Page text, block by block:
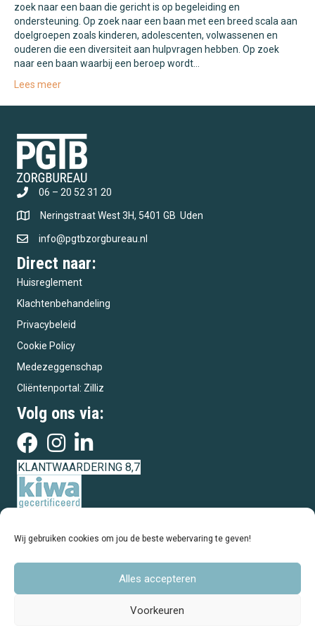
Wij gebruiken cookies om jou de beste webervaring te geven!
Alles accepteren
Voorkeuren
zoek naar een baan die gericht is op begeleiding en
ondersteuning. Op zoek naar een baan met een breed scala aan
doelgroepen zoals kinderen, adolescenten, volwassenen en
ouderen die een diversiteit aan hulpvragen hebben. Op zoek
naar een baan waarbij een beroep wordt…
Lees meer
06 – 20 52 31 20
Neringstraat West 3H, 5401 GB Uden
info@pgtbzorgbureau.nl
Direct naar:
Huisreglement
Klachtenbehandeling
Privacybeleid
Cookie Policy
Medezeggenschap
Cliëntenportal: Zilliz
Volg ons via:
KLANTWAARDERING 8,7